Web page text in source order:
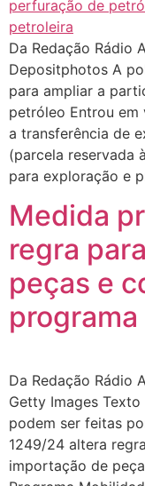
Da Redação Rádio
Depositphotos A
para ampliar a
petróleo Entrou em
a transferência de
(parcela reservada
para exploração e
Medida
regra
peças e
Da Redação Rádio
Getty Images
podem ser feitas
1249/24 altera
importação de